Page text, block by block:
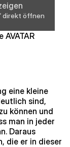
direkt öffnen
eine kleine
sind,
können und
man in jeder
Daraus
die er in dieser